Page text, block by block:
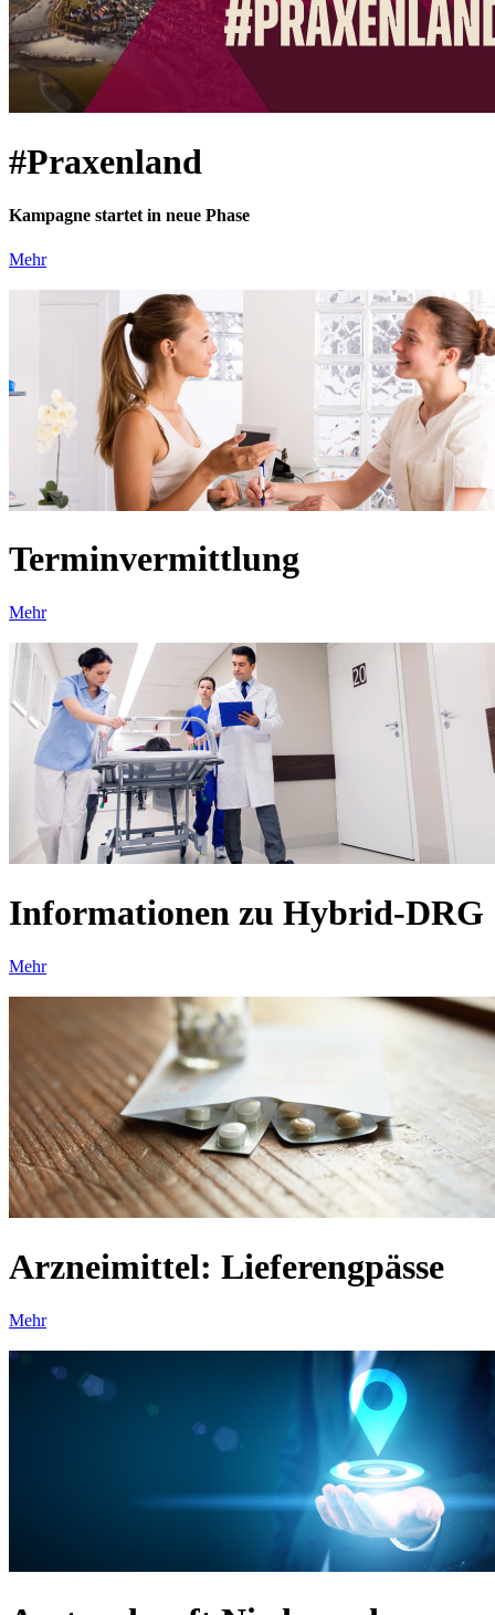
#Praxenland
Kampagne startet in neue Phase
Mehr
Terminvermittlung
Mehr
Informationen zu Hybrid-DRG
Mehr
Arzneimittel: Lieferengpässe
Mehr